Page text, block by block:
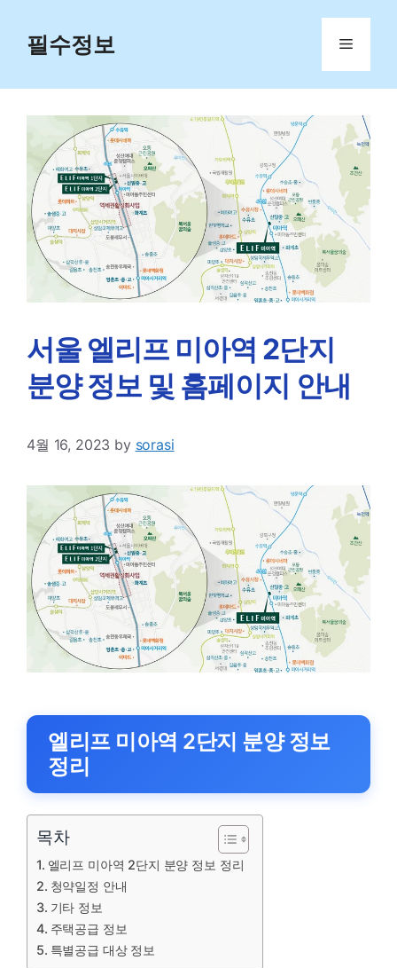
content
필수정보 Menu
서울 엘리프 미아역 2단지
분양 정보 및 홈페이지 안내
4월 16, 2023 by sorasi
엘리프 미아역 2단지 분양 정보
정리
목차
엘리프 미아역 2단지 분양 정보 정리
청약일정 안내
기타 정보
주택공급 정보
특별공급 대상 정보